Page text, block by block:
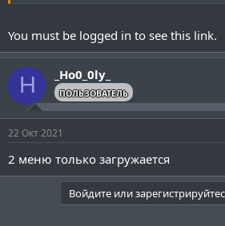
You must be logged in to see this link.
H _Ho0_0ly_
ПОЛЬЗОВАТЕЛЬ
22 Окт 2021
2 меню только загружается
Войдите или